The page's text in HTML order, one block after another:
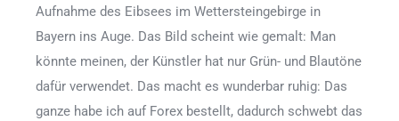
Aufnahme des Eibsees im Wettersteingebirge in
Bayern ins Auge. Das Bild scheint wie gemalt: Man
könnte meinen, der Künstler hat nur Grün- und Blautöne
dafür verwendet. Das macht es wunderbar ruhig: Das
ganze habe ich auf Forex bestellt, dadurch schwebt das